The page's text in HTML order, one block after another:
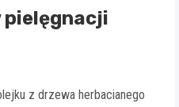
pielęgnacji
z drzewa herbacianego